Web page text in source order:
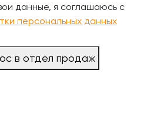
данные, я соглашаюсь с
персональных данных
в отдел продаж